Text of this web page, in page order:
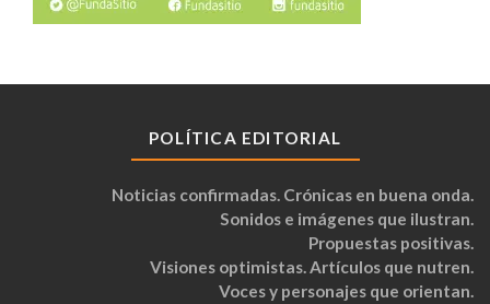
POLÍTICA EDITORIAL
Noticias confirmadas. Crónicas en buena onda.
Sonidos e imágenes que ilustran.
Propuestas positivas.
Visiones optimistas. Artículos que nutren.
Voces y personajes que orientan.